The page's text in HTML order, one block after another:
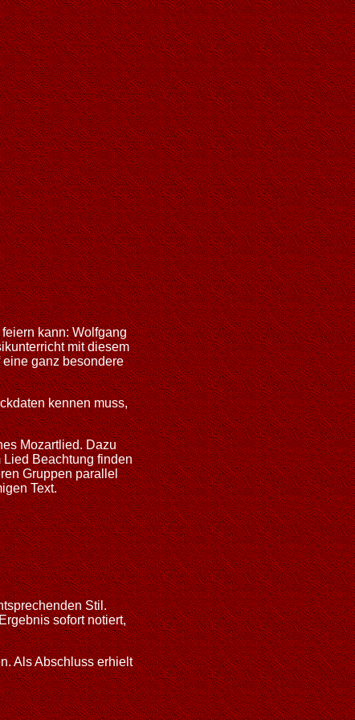
kann: Wolfgang
mit diesem
ganz besondere
kennen muss,
Mozartlied. Dazu
Beachtung finden
Gruppen parallel
Text.
Stil.
sofort notiert,
Als Abschluss erhielt